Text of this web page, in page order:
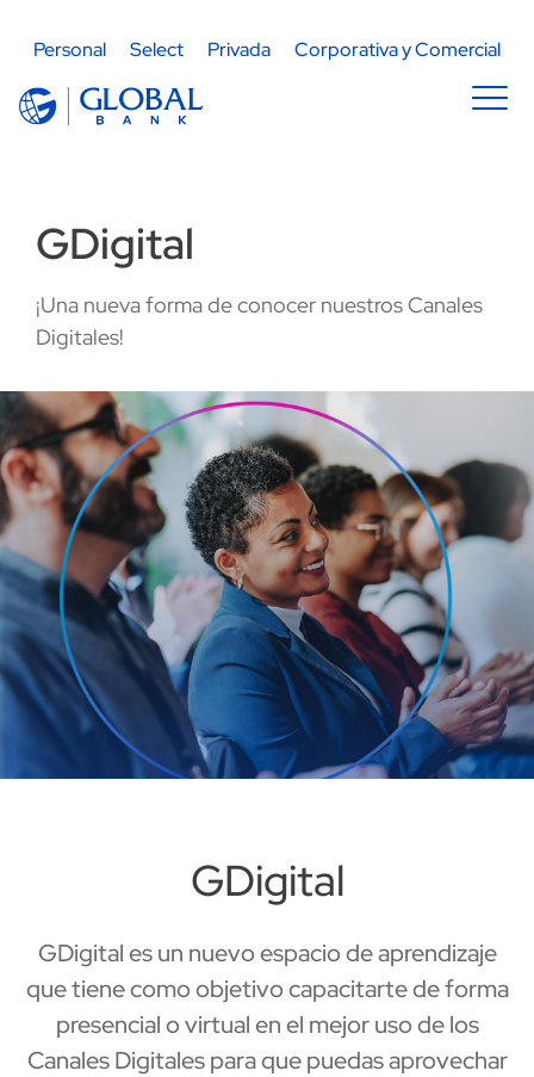
Navegación principal
Personal Select Privada Corporativa y Comercial
Image
GDigital
¡Una nueva forma de conocer nuestros Canales
Digitales!
GDigital
GDigital es un nuevo espacio de aprendizaje
que tiene como objetivo capacitarte de forma
presencial o virtual en el mejor uso de los
Canales Digitales para que puedas aprovechar